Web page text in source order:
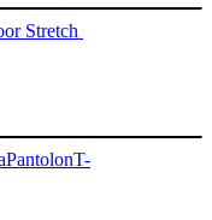
Stretch
PantolonT-